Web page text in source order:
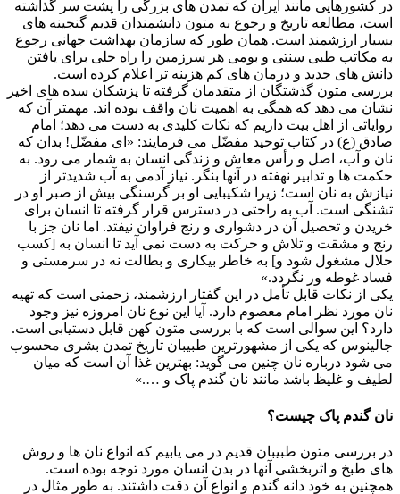
در کشورهایی مانند ایران که تمدن های بزرگی را پشت سر گذاشته
است، مطالعه تاریخ و رجوع به متون دانشمندان قدیم گنجینه های
بسیار ارزشمند است. همان طور که سازمان بهداشت جهانی رجوع
به مکاتب طبی سنتی و بومی هر سرزمین را راه حلی برای یافتن
دانش های جدید و درمان های کم هزینه تر اعلام کرده است.
بررسی متون گذشتگان از متقدمان گرفته تا پزشکان سده های اخیر
نشان می دهد که همگی به اهمیت نان واقف بوده اند. مهمتر آن که
روایاتی از اهل بیت داریم که نکات کلیدی به دست می دهد؛ امام
صادق (ع) در کتاب توحید مفضّل می فرمایند: «ای مفضّل! بدان که
نان و آب، اصل و رأس معاش و زندگی انسان به شمار می رود. به
حکمت ها و تدابیر نهفته در آنها بنگر. نیاز آدمی به آب شدیدتر از
نیازش به نان است؛ زیرا شکیبایی او بر گرسنگی بیش از صبر او در
تشنگی است. آب به راحتی در دسترس قرار گرفته تا انسان برای
خریدن و تحصیل آن در دشواری و رنج فراوان نیفتد. اما نان جز با
رنج و مشقت و تلاش و حرکت به دست نمی آید تا انسان به [کسب
حلال مشغول شود و] به خاطر بیکاری و بطالت نه در سرمستی و
فساد غوطه ور نگردد.»
یکی از نکات قابل تأمل در این گفتار ارزشمند، زحمتی است که تهیه
نان مورد نظر امام معصوم دارد. آیا این نوع نان امروزه نیز وجود
دارد؟ این سوالی است که با بررسی متون کهن قابل دستیابی است.
جالینوس که یکی از مشهورترین طبیبان تاریخ تمدن بشری محسوب
می شود درباره نان چنین می گوید: بهترین غذا آن است که میان
لطیف و غلیظ باشد مانند نان گندم پاک و ….»
نان گندم پاک چیست؟
در بررسی متون طبیبان قدیم در می یابیم که انواع نان ها و روش
های طبخ و اثربخشی آنها در بدن انسان مورد توجه بوده است.
همچنین به خود دانه گندم و انواع آن دقت داشتند. به طور مثال در